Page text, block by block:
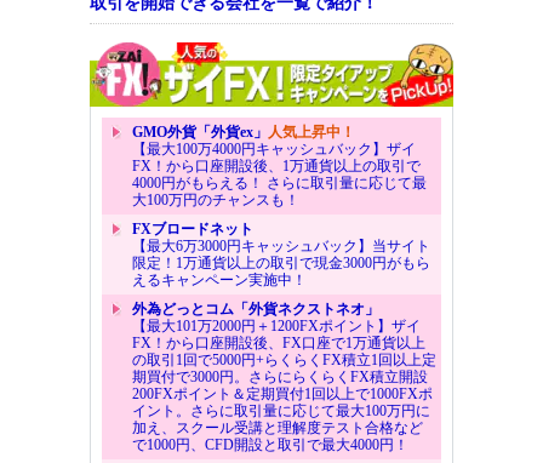
GMO外貨「外貨ex」 人気上昇中！
【最大100万4000円キャッシュバック】ザイ
FX！から口座開設後、1万通貨以上の取引で
4000円がもらえる！ さらに取引量に応じて最
大100万円のチャンスも！
FXブロードネット
【最大6万3000円キャッシュバック】当サイト
限定！1万通貨以上の取引で現金3000円がもら
えるキャンペーン実施中！
外為どっとコム「外貨ネクストネオ」
【最大101万2000円＋1200FXポイント】ザイ
FX！から口座開設後、FX口座で1万通貨以上
の取引1回で5000円+らくらくFX積立1回以上定
期買付で3000円。さらにらくらくFX積立開設
200FXポイント＆定期買付1回以上で1000FXポ
イント。さらに取引量に応じて最大100万円に
加え、スクール受講と理解度テスト合格など
で1000円、CFD開設と取引で最大4000円！